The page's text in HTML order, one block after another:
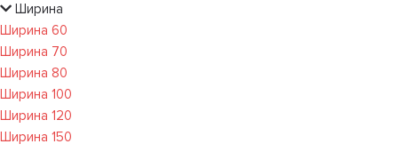
Ширина
Ширина 60
Ширина 70
Ширина 80
Ширина 100
Ширина 120
Ширина 150